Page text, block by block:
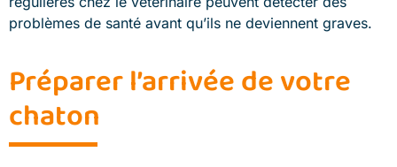
problèmes de santé avant qu’ils ne deviennent graves.
Préparer l’arrivée de votre
chaton